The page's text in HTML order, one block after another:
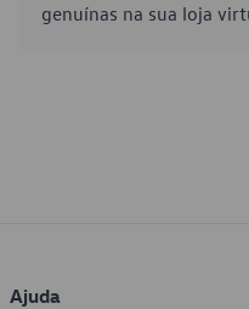
genuínas na sua loja
Ajuda